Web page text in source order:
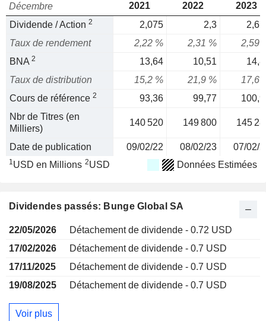
Décembre
2021 2022
2023
Dividende / Action 2 2,075 2,3
Taux de rendement
2,22 % 2,31 %
2,59
BNA 2 13,64 10,51
Taux de distribution
15,2 % 21,9 %
17,6
Cours de référence 2 93,36 99,77
Nbr de Titres (en
Milliers)
140 520 149 800 145
Date de publication 09/02/22 08/02/23 07/02/
1USD en Millions 2USD Données Estimées
Dividendes passés: Bunge Global SA
22/05/2026
Détachement de dividende - 0.72 USD
17/02/2026
Détachement de dividende - 0.7 USD
17/11/2025
Détachement de dividende - 0.7 USD
19/08/2025
Détachement de dividende - 0.7 USD
Voir plus